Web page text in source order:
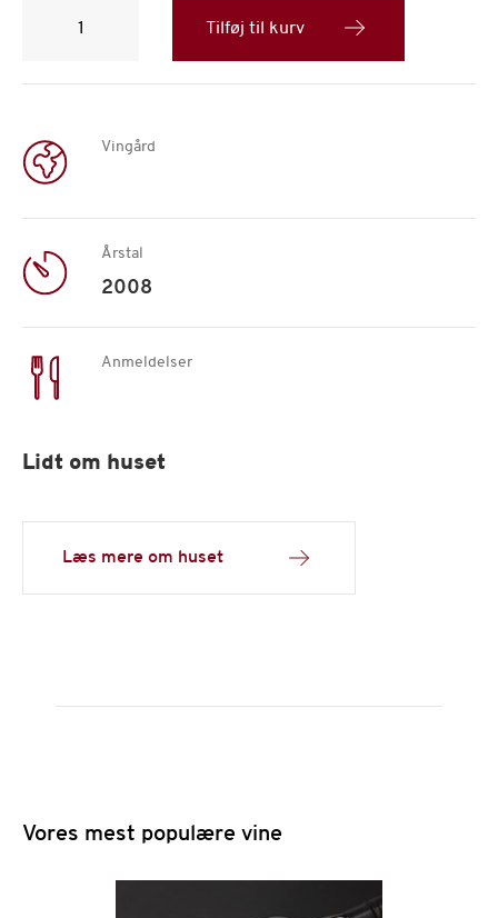
2008
Tilføj til kurv
Vingård
Årstal
2008
Anmeldelser
Lidt om huset
Læs mere om huset
Vores mest populære vine